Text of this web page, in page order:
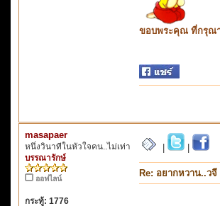
ขอบพระคุณ ที่กรุณ
masapaer
หนึ่งวินาทีในหัวใจคน..ไม่เท่า
บรรณารักษ์
ออฟไลน์
กระทู้: 1776
Re: อยากหวาน..วจี